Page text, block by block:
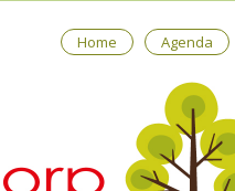
Home Agenda